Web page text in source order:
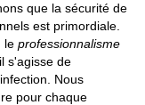
que la sécurité de
est primordiale.
, le professionnalisme
s'agisse de
Nous
pour chaque